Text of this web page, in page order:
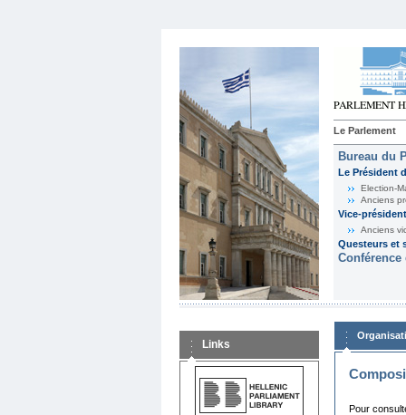
Le Parlement
Bureau du
Le Président
Election-
Anciens
Vice-
Anciens
Questeurs et
Links
Pour